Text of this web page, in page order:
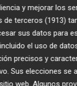
la
en tu
suscribirme
y mejorar los
de terceros (1913)
sus datos para
el uso de
precisos y
Sus elecciones se
web. Algunos